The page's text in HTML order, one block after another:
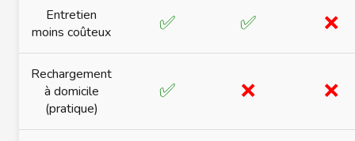
Entretien
moins coûteux
✅ ✅ ❌
Rechargement
à domicile
(pratique)
✅ ❌ ❌